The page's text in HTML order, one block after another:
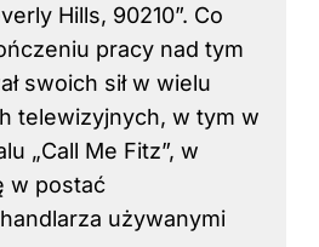
Hills, 90210”. Co
pracy nad tym
swoich sił w wielu
telewizyjnych, w tym w
„Call Me Fitz”, w
w postać
używanymi